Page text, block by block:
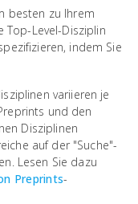
besten zu Ihrem
Top-Level-Disziplin
indem Sie
variieren je
und den
Disziplinen
auf der "Suche"-
Lesen Sie dazu
Preprints-